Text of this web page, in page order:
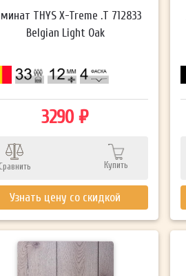
THYS X-Treme .T 712833
Belgian Light Oak
3290 ₽
Купить
Узнать цену со скидкой